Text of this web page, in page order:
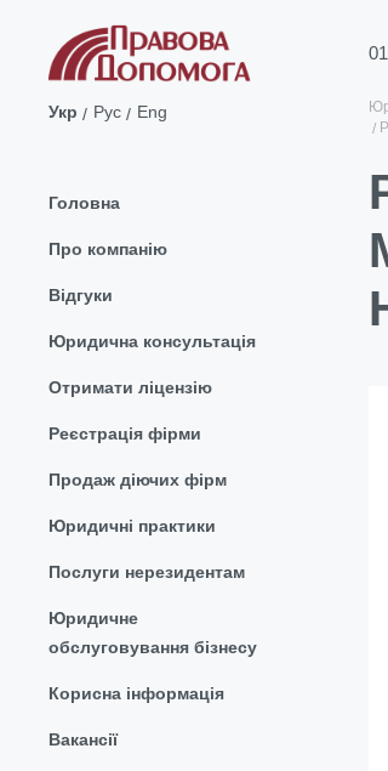
Укр Рус Eng
Головна
Про компанію
Відгуки
Юридична консультація
Отримати ліцензію
Реєстрація фірми
Продаж діючих фірм
Юридичні практики
Послуги нерезидентам
Юридичне
обслуговування бізнесу
Корисна інформація
Вакансії